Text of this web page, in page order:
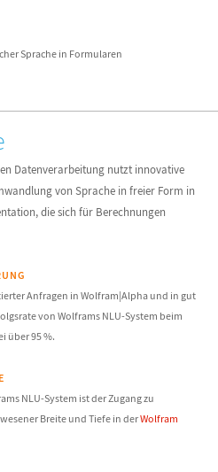
Sprache in Formularen
Datenverarbeitung nutzt innovative
von Sprache in freier Form in
die sich für Berechnungen
Anfragen in Wolfram|Alpha und in gut
von Wolframs NLU-System beim
über 95 %.
NLU-System ist der Zugang zu
Breite und Tiefe in derWolfram